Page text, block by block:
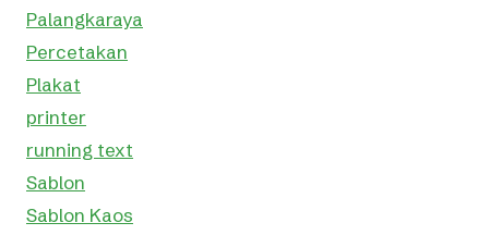
Palangkaraya
Percetakan
Plakat
printer
running text
Sablon
Sablon Kaos